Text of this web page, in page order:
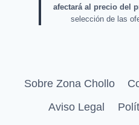
afectará al precio del
selección de las
Sobre Zona Chollo
Aviso Legal